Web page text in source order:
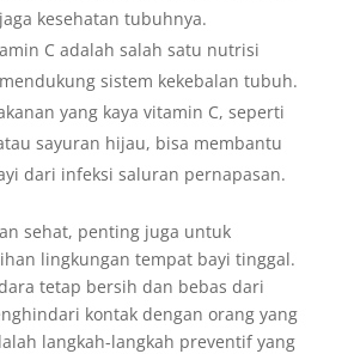
kesehatan tubuhnya.
C adalah salah satu nutrisi
sistem kekebalan tubuh.
yang kaya vitamin C, seperti
sayuran hijau, bisa membantu
dari infeksi saluran pernapasan.
sehat, penting juga untuk
lingkungan tempat bayi tinggal.
tetap bersih dan bebas dari
kontak dengan orang yang
langkah-langkah preventif yang